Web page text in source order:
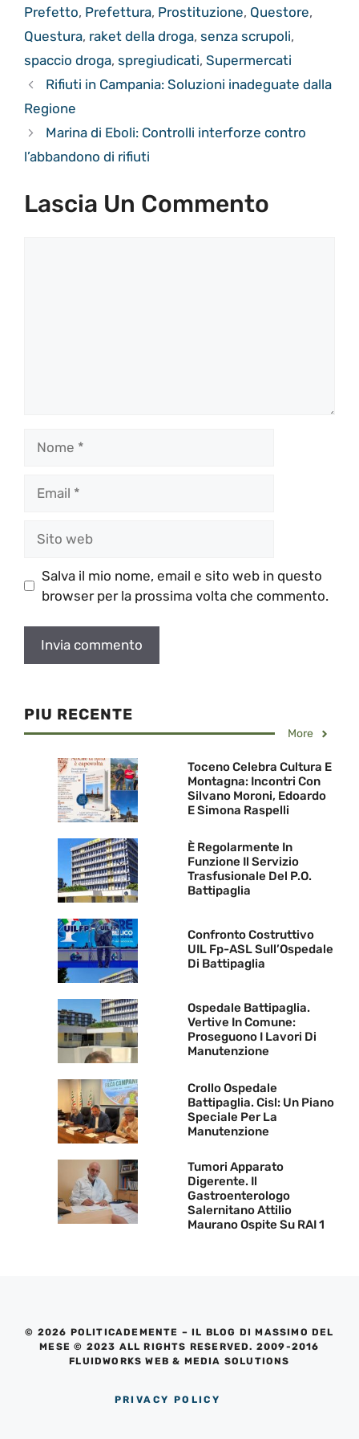
Prefetto, Prefettura, Prostituzione, Questore,
Questura, raket della droga, senza scrupoli,
spaccio droga, spregiudicati, Supermercati
Rifiuti in Campania: Soluzioni inadeguate dalla
Regione
Marina di Eboli: Controlli interforze contro
l’abbandono di rifiuti
Lascia Un Commento
web
Salva il mio nome, email e sito web in questo
browser per la prossima volta che commento.
PIU RECENTE
More
Toceno Celebra Cultura E
Montagna: Incontri Con
Silvano Moroni, Edoardo
E Simona Raspelli
È Regolarmente In
Funzione Il Servizio
Trasfusionale Del P.O.
Battipaglia
Confronto Costruttivo
UIL Fp-ASL Sull’Ospedale
Di Battipaglia
Ospedale Battipaglia.
Vertive In Comune:
Proseguono I Lavori Di
Manutenzione
Crollo Ospedale
Battipaglia. Cisl: Un Piano
Speciale Per La
Manutenzione
Tumori Apparato
Digerente. Il
Gastroenterologo
Salernitano Attilio
Maurano Ospite Su RAI 1
© 2026 POLITICADEMENTE – IL BLOG DI MASSIMO DEL
MESE © 2023 ALL RIGHTS RESERVED. 2009-2016
FLUIDWORKS WEB & MEDIA SOLUTIONS
PRIVACY POLICY